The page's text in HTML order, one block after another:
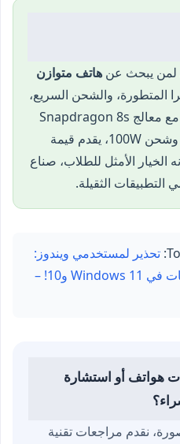
لمن يبحث عنهاتف متوازن
المتطورة، والشحن السريع،
دون دفع ثمن الفلاج شيب. مع معالج Snapdragon 8s
Gen 3، كاميرا 200MP، وشحن 100W، يقدم قيمة
الخيار الأمثل للطلاب، صناع
الثقيلة.
تحذير لمستخدمي ويندوز:
خلل برمجي يمنع حفظ الملفات في Windows 11 و10! –
هواتف أو استشارة
نقدم مراجعات تقنية